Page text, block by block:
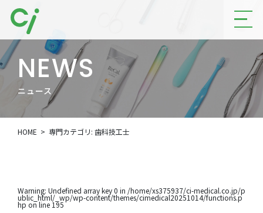
NEWS
ニュース
HOME 専門カテゴリ: 歯科技工士
Warning: Undefined array key 0 in /home/xs375937/ci-medical.co.jp/p
ublic_html/_wp/wp-content/themes/cimedical20251014/functions.p
hp on line 195